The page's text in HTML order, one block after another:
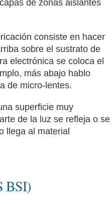
de zonas aislantes
consiste en hacer
sobre el sustrato de
electrónica se coloca el
más abajo hablo
de micro-lentes.
superficie muy
de la luz se refleja o se
llega al material
BSI)